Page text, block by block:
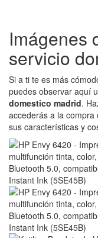
Imágenes
servicio
Si a ti te es más
puedes observar aquí
domestico madrid.
accederás a la
sus características y